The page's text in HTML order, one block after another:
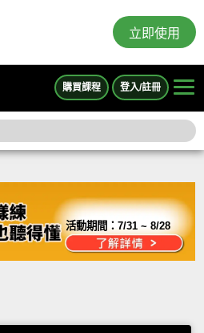
立即使用
購買課程 登入/註冊
活動期間：7/31 ~ 8/28